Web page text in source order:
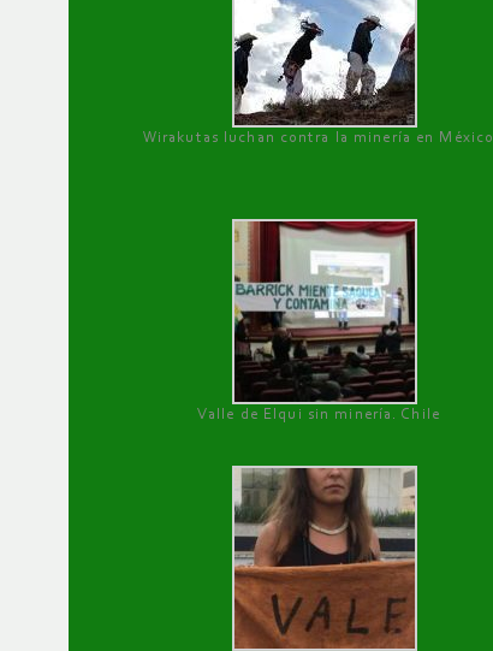
Wirakutas luchan contra la minería en México
Valle de Elqui sin minería. Chile